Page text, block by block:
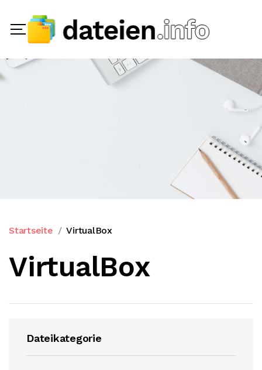
Startseite VirtualBox
VirtualBox
Dateikategorie